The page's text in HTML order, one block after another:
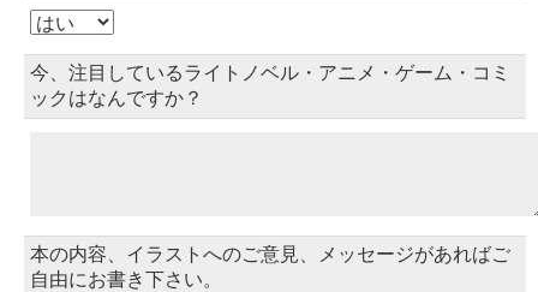
今、注目しているライトノベル・アニメ・ゲーム・コミ
ックはなんですか？
本の内容、イラストへのご意見、メッセージがあればご
自由にお書き下さい。